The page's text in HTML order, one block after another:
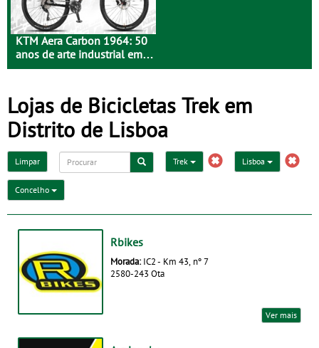
KTM Aera Carbon 1964: 50
anos de arte industrial em
carbono
Lojas de Bicicletas Trek em
Distrito de Lisboa
Limpar Trek Lisboa
Concelho
Rbikes
Morada: IC2 - Km 43, nº 7
2580-243 Ota
Ver mais